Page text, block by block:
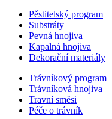
Pěstitelský program
Substráty
Pevná hnojiva
Kapalná hnojiva
Dekorační materiály
Trávníkový program
Trávníková hnojiva
Travní směsi
Péče o trávník